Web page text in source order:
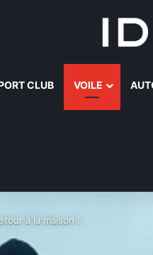
CLUB VOILE
à la maison !